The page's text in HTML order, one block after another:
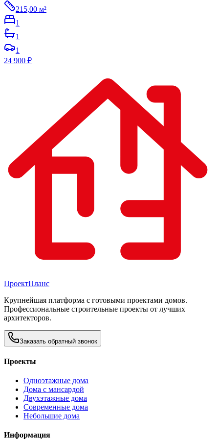
215,00 м²
1
1
1
24 900 ₽
ПроектПланс
Крупнейшая платформа с готовыми проектами домов.
Профессиональные строительные проекты от лучших
архитекторов.
Заказать обратный звонок
Проекты
Одноэтажные дома
Дома с мансардой
Двухэтажные дома
Современные дома
Небольшие дома
Информация